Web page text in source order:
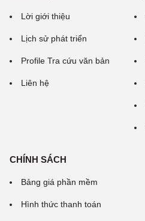
Lời giới thiệu
Lịch sử phát triển
Profile Tra cứu văn bản
Liên hệ
CHÍNH SÁCH
Bảng giá phần mềm
Hình thức thanh toán